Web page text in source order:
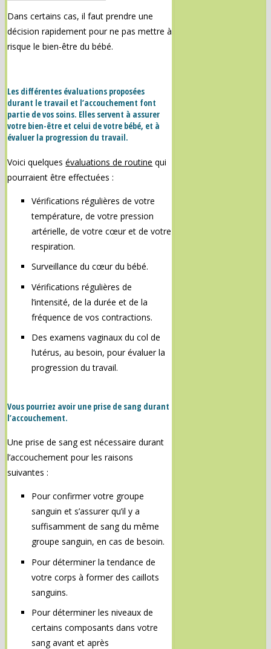
Dans certains cas, il faut prendre une
décision rapidement pour ne pas mettre à
risque le bien-être du bébé.
Les différentes évaluations proposées
durant le travail et l’accouchement font
partie de vos soins. Elles servent à assurer
votre bien-être et celui de votre bébé, et à
évaluer la progression du travail.
Voici quelquesévaluations de routine qui
pourraient être effectuées :
Vérifications régulières de votre
température, de votre pression
artérielle, de votre cœur et de votre
respiration.
Surveillance du cœur du bébé.
Vérifications régulières de
l’intensité, de la durée et de la
fréquence de vos contractions.
Des examens vaginaux du col de
l’utérus, au besoin, pour évaluer la
progression du travail.
Vous pourriez avoir une prise de sang durant
l’accouchement.
Une prise de sang est nécessaire durant
l’accouchement pour les raisons
suivantes :
Pour confirmer votre groupe
sanguin et s’assurer qu’il y a
suffisamment de sang du même
groupe sanguin, en cas de besoin.
Pour déterminer la tendance de
votre corps à former des caillots
sanguins.
Pour déterminer les niveaux de
certains composants dans votre
sang avant et après